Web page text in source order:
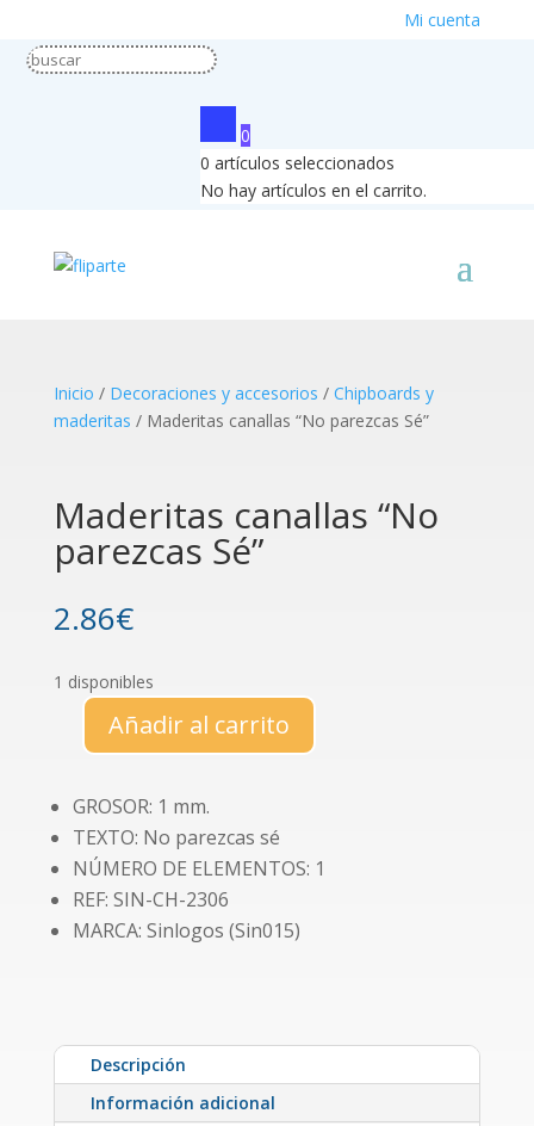
Mi cuenta
0
0 artículos seleccionados
No hay artículos en el carrito.
Inicio / Decoraciones y accesorios / Chipboards y
maderitas / Maderitas canallas “No parezcas Sé”
Maderitas canallas “No
parezcas Sé”
2.86€
1 disponibles
Maderitas
parezcas
Sé"
cantidad
Añadir al carrito
GROSOR: 1 mm.
TEXTO: No parezcas sé
NÚMERO DE ELEMENTOS: 1
REF: SIN-CH-2306
MARCA: Sinlogos (Sin015)
Descripción
Información adicional